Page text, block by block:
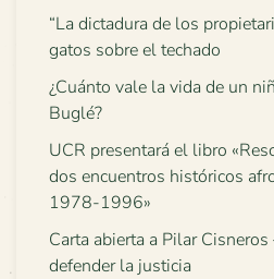
“La dictadura de los
gatos sobre el techado
¿Cuánto vale la vida de un
Buglé?
UCR presentará el libro
dos encuentros históricos
1978-1996»
Carta abierta a Pilar
defender la justicia